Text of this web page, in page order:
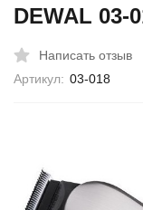
DEWAL 03-
Написать отзыв
Артикул: 03-018